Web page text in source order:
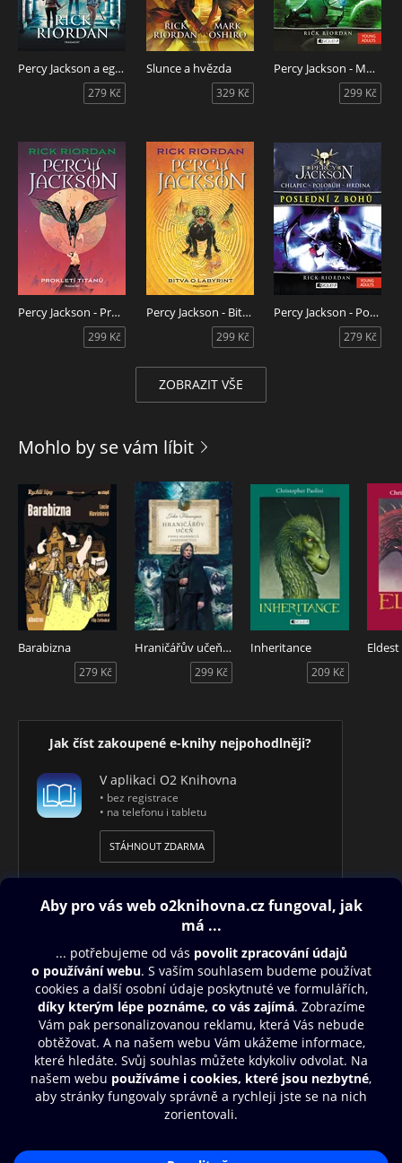
Percy Jackson a egyptští mágové
279 Kč
Slunce a hvězda
329 Kč
Percy Jackson - Moře nestvůr
299 Kč
Percy Jackson - Prokletí Titánů
299 Kč
Percy Jackson - Bitva o labyrint
299 Kč
Percy Jackson - Poslední z bohů
279 Kč
ZOBRAZIT VŠE
Mohlo by se vám líbit
Barabizna
279 Kč
Hraničářův učeň - Kniha sedmnáctá - Arazanini vlci
299 Kč
Inheritance
209 Kč
Jak číst zakoupené e-knihy nejpohodlněji?
V aplikaci O2 Knihovna
• bez registrace
• na telefonu i tabletu
STÁHNOUT ZDARMA
Obsah ke stažení
Moje O2 Knihovna
Další zábava
© O2 Czech Republic a.s.